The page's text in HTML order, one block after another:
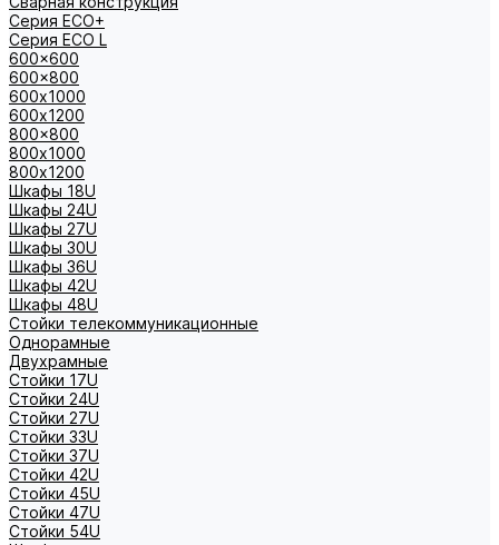
Серия ECO+
Серия ECO L
600x600
600x800
600х1000
600х1200
800x800
800х1000
800х1200
Шкафы 18U
Шкафы 24U
Шкафы 27U
Шкафы 30U
Шкафы 36U
Шкафы 42U
Шкафы 48U
Стойки телекоммуникационные
Однорамные
Двухрамные
Стойки 17U
Стойки 24U
Стойки 27U
Стойки 33U
Стойки 37U
Стойки 42U
Стойки 45U
Стойки 47U
Стойки 54U